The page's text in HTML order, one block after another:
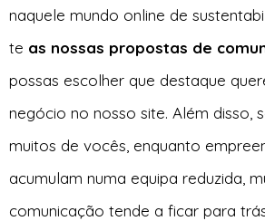
naquele mundo online de
te as nossas propostas de
possas escolher que destaque
negócio no nosso site. Além disso,
muitos de vocês, enquanto
acumulam numa equipa reduzida,
comunicação tende a ficar para